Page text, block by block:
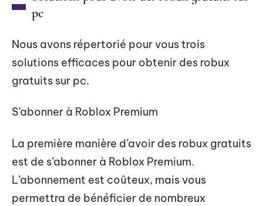
pc
Nous avons répertorié pour vous trois
solutions efficaces pour obtenir des robux
gratuits sur pc.
S’abonner à Roblox Premium
La première manière d’avoir des robux gratuits
est de s’abonner à Roblox Premium.
L’abonnement est coûteux, mais vous
permettra de bénéficier de nombreux